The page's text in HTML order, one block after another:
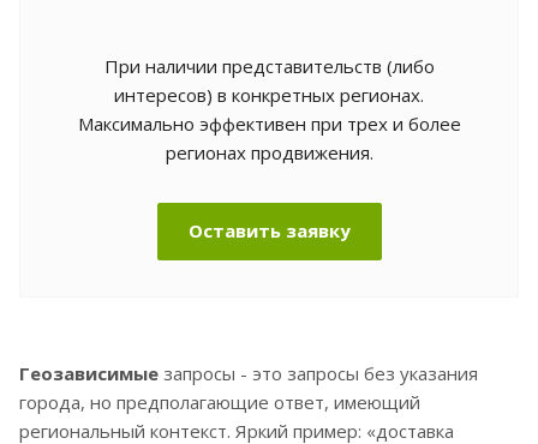
При наличии представительств (либо
интересов) в конкретных регионах.
Максимально эффективен при трех и более
регионах продвижения.
Оставить заявку
Геозависимые запросы - это запросы без указания
города, но предполагающие ответ, имеющий
региональный контекст. Яркий пример: «доставка